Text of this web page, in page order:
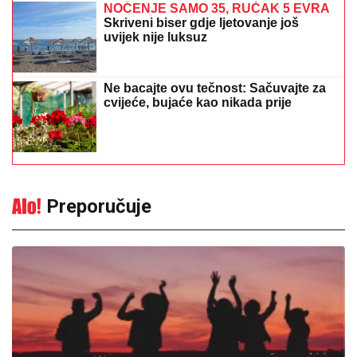
NOĆENJE SAMO 35, RUČAK 5 EVRA
Skriveni biser gdje ljetovanje još
uvijek nije luksuz
Ne bacajte ovu tečnost: Sačuvajte za
cvijeće, bujaće kao nikada prije
Preporučuje